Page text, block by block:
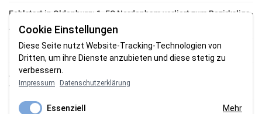
Fehlstart in Oldenburg: 1. FC Nordenham verliert zum Bezirksliga-
Auftakt
Fußball in der Wesermarsch: Die Bilder vom Wochenende
Aufstieg geschafft: HSG-Unterweser-C-Jugend macht sich bereit
für die Oberliga
HSG Unterweser startet mit neuem Torwarttrainer in die
Cookie Einstellungen
Diese Seite nutzt Website-Tracking-Technologien von
Dritten, um ihre Dienste anzubieten und diese stetig zu
verbessern.
Impressum Datenschutzerklärung
Essenziell Mehr